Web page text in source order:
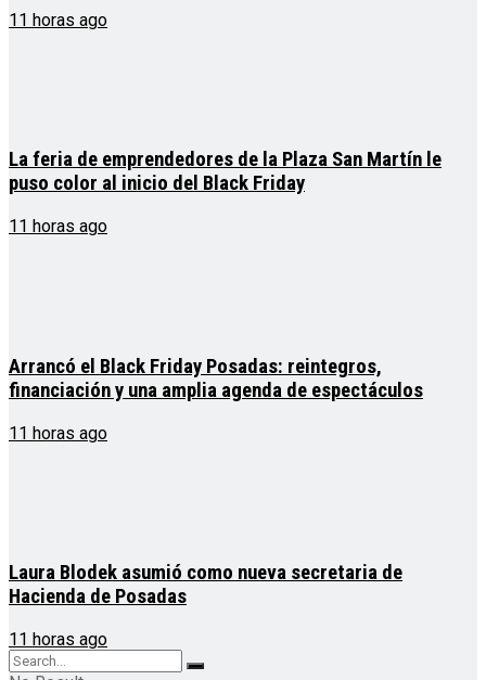
11 horas ago
La feria de emprendedores de la Plaza San Martín le
puso color al inicio del Black Friday
11 horas ago
Arrancó el Black Friday Posadas: reintegros,
financiación y una amplia agenda de espectáculos
11 horas ago
Laura Blodek asumió como nueva secretaria de
Hacienda de Posadas
11 horas ago